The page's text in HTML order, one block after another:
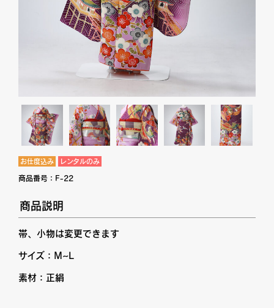
お仕度込み レンタルのみ
商品番号： F-22
商品説明
帯、小物は変更できます
サイズ：M~L
素材：正絹